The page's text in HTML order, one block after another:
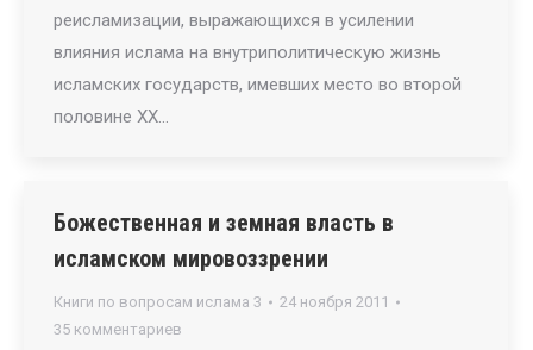
реисламизации, выражающихся в усилении
влияния ислама на внутриполитическую жизнь
исламских государств, имевших место во второй
половине XX…
Божественная и земная власть в
исламском мировоззрении
Книги по вопросам ислама 3
24 ноября 2011
35 комментариев